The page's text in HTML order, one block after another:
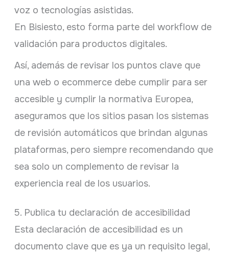
voz o tecnologías asistidas.
En Bisiesto, esto forma parte del workflow de
validación para productos digitales.
Así, además de revisar los puntos clave que
una web o ecommerce debe cumplir para ser
accesible y cumplir la normativa Europea,
aseguramos que los sitios pasan los sistemas
de revisión automáticos que brindan algunas
plataformas, pero siempre recomendando que
sea solo un complemento de revisar la
experiencia real de los usuarios.
5. Publica tu declaración de accesibilidad
Esta declaración de accesibilidad es un
documento clave que es ya un requisito legal,